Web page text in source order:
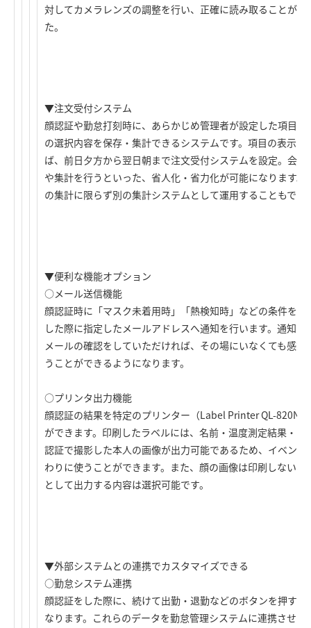
対してカメラレンズの調整を行い、正確に読み取ることが
た。
▼注文受付システム
顔認証や勤怠打刻時に、あらかじめ管理者が設定した項目
の選択内容を保存・集計できるシステムです。項目の表示
ば、前日夕方から翌日朝まで注文受付システムを設定。会
や集計を行うといった、省人化・省力化が可能になります
の集計に限らず別の集計システムとして運用することもでき
▼便利な機能オプション
○メール送信機能
顔認証時に「マスク未着用時」「熱検知時」などの条件を
した際に指定したメールアドレスへ通知を行います。通知
メールの確認をしていただければ、その場にいなくても感
うことができるようになります。
○プリンタ出力機能
顔認証の結果を特定のプリンター（Label Printer QL-
ができます。印刷したラベルには、名前・温度測定結果・
認証で撮影した本人の画像が出力可能であるため、イベン
わりに使うことができます。また、顔の画像は印刷しない
として出力する内容は選択可能です。
▼外部システムとの連携でカスタマイズできる
○勤怠システム連携
顔認証をした際に、続けて出勤・退勤などのボタンを押す
なります。これらのデータを勤怠管理システムに連携させ